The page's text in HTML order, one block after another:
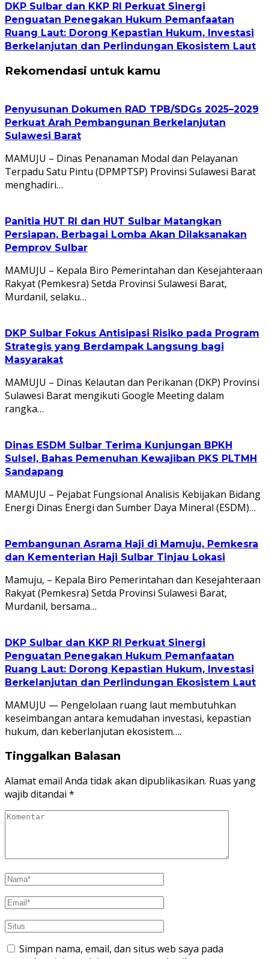
DKP Sulbar dan KKP RI Perkuat Sinergi
Penguatan Penegakan Hukum Pemanfaatan
Ruang Laut: Dorong Kepastian Hukum, Investasi
Berkelanjutan dan Perlindungan Ekosistem Laut
Rekomendasi untuk kamu
Penyusunan Dokumen RAD TPB/SDGs 2025–2029
Perkuat Arah Pembangunan Berkelanjutan
Sulawesi Barat
MAMUJU – Dinas Penanaman Modal dan Pelayanan
Terpadu Satu Pintu (DPMPTSP) Provinsi Sulawesi Barat
menghadiri…
Panitia HUT RI dan HUT Sulbar Matangkan
Persiapan, Berbagai Lomba Akan Dilaksanakan
Pemprov Sulbar
MAMUJU – Kepala Biro Pemerintahan dan Kesejahteraan
Rakyat (Pemkesra) Setda Provinsi Sulawesi Barat,
Murdanil, selaku…
DKP Sulbar Fokus Antisipasi Risiko pada Program
Strategis yang Berdampak Langsung bagi
Masyarakat
MAMUJU – Dinas Kelautan dan Perikanan (DKP) Provinsi
Sulawesi Barat mengikuti Google Meeting dalam
rangka…
Dinas ESDM Sulbar Terima Kunjungan BPKH
Sulsel, Bahas Pemenuhan Kewajiban PKS PLTMH
Sandapang
MAMUJU – Pejabat Fungsional Analisis Kebijakan Bidang
Energi Dinas Energi dan Sumber Daya Mineral (ESDM)…
Pembangunan Asrama Haji di Mamuju, Pemkesra
dan Kementerian Haji Sulbar Tinjau Lokasi
Mamuju, – Kepala Biro Pemerintahan dan Kesejahteraan
Rakyat (Pemkesra) Setda Provinsi Sulawesi Barat,
Murdanil, bersama…
DKP Sulbar dan KKP RI Perkuat Sinergi
Penguatan Penegakan Hukum Pemanfaatan
Ruang Laut: Dorong Kepastian Hukum, Investasi
Berkelanjutan dan Perlindungan Ekosistem Laut
MAMUJU — Pengelolaan ruang laut membutuhkan
keseimbangan antara kemudahan investasi, kepastian
hukum, dan keberlanjutan ekosistem….
Tinggalkan Balasan
Alamat email Anda tidak akan dipublikasikan. Ruas yang
wajib ditandai *
Simpan nama, email, dan situs web saya pada